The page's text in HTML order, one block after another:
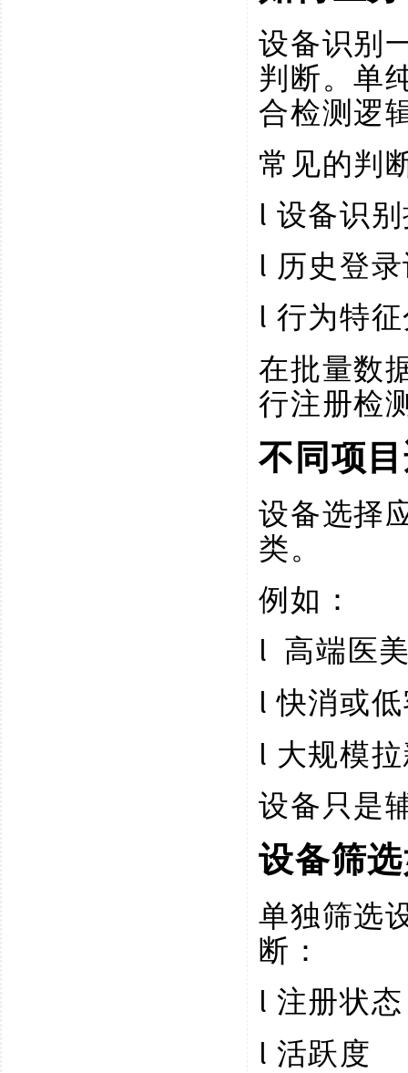
设备识别
判断。单
合检测逻
常见的判
l 设备识
l 历史登
l 行为特
在批量数
行注册检
不同项
设备选择
类。
例如：
l 高端医
l快消或
l 大规模
设备只是
设备筛
单独筛选
断：
l 注册状态
l 活跃度